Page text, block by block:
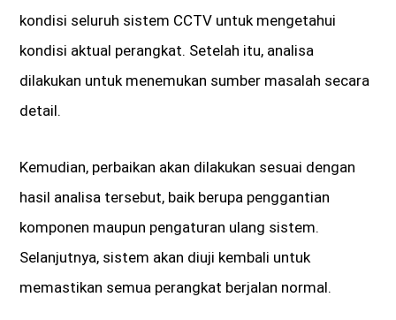
kondisi seluruh sistem CCTV untuk mengetahui
kondisi aktual perangkat. Setelah itu, analisa
dilakukan untuk menemukan sumber masalah secara
detail.
Kemudian, perbaikan akan dilakukan sesuai dengan
hasil analisa tersebut, baik berupa penggantian
komponen maupun pengaturan ulang sistem.
Selanjutnya, sistem akan diuji kembali untuk
memastikan semua perangkat berjalan normal.